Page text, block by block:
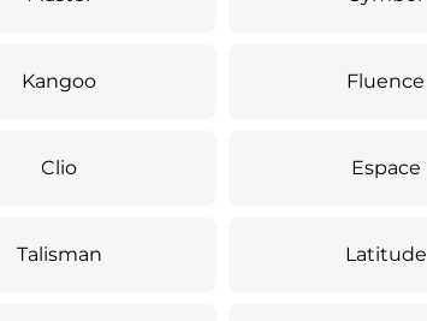
Kangoo Fluence
Clio Espace
Talisman Latitude